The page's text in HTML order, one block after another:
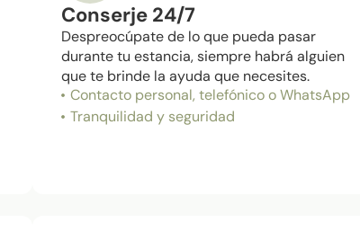
Conserje 24/7
Despreocúpate de lo que pueda pasar
durante tu estancia, siempre habrá alguien
que te brinde la ayuda que necesites.
Contacto personal, telefónico o WhatsApp
Tranquilidad y seguridad